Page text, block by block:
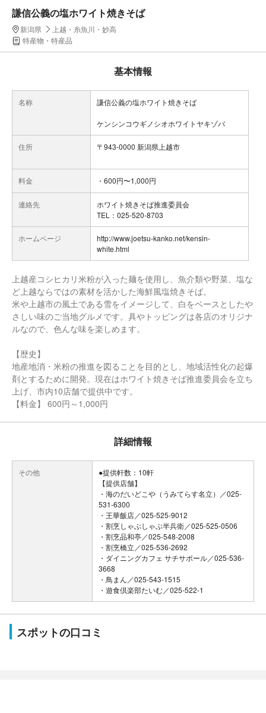
謙信公義の塩ホワイト焼きそば
新潟県
上越・糸魚川・妙高
特産物・特産品
基本情報
名称 謙信公義の塩ホワイト焼きそば
ケンシンコウギノシオホワイトヤキゾバ
住所 〒943-0000 新潟県上越市
料金 ・600円〜1,000円
連絡先
ホワイト焼きそば推進委員会
TEL：025-520-8703
ホームページ
http://www.joetsu-kanko.net/kensin-
white.html
上越産コシヒカリ米粉が入った麺を使用し、魚介類や野菜、塩な
ど上越ならではの素材を活かした海鮮風塩焼きそば。
米や上越市の風土である雪をイメージして、白をベースとしたや
さしい味のご当地グルメです。具やトッピングは各店のオリジナ
ルなので、色んな味を楽しめます。
【歴史】
地産地消・米粉の推進を図ることを目的とし、地域活性化の起爆
剤とするために開発。現在はホワイト焼きそば推進委員会を立ち
上げ、市内10店舗で提供中です。
【料金】 600円～1,000円
詳細情報
その他
●提供軒数：10軒
【提供店舗】
・海のだいどこや（うみてらす名立）／025-
531-6300
・王華飯店／025-525-9012
・割烹しゃぶしゃぶ半兵衛／025-525-0506
・割烹品和亭／025-548-2008
・割烹橋立／025-536-2692
・ダイニングカフェ サチサボール／025-536-
3668
・鳥まん／025-543-1515
・遊食倶楽部たいむ／025-522-1
スポットの口コミ